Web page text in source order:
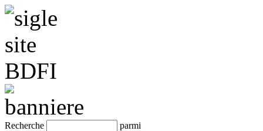
Recherche parmi